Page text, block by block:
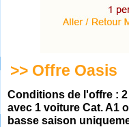
>> Offre Oasis
Conditions de l'offre :
avec 1 voiture Cat. A1
basse saison